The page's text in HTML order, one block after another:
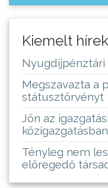
Kiemelt hírek
Nyugdíjpénztári
Megszavazta a
státusztörvényt
Jön az
Tényleg nem
elöregedő